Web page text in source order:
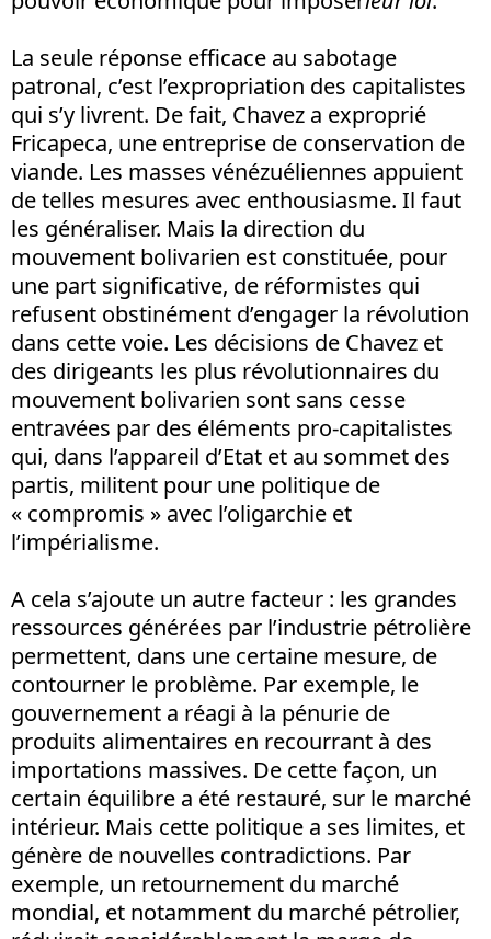
La seule réponse efficace au sabotage
patronal, c’est l’expropriation des capitalistes
qui s’y livrent. De fait, Chavez a exproprié
Fricapeca, une entreprise de conservation de
viande. Les masses vénézuéliennes appuient
de telles mesures avec enthousiasme. Il faut
les généraliser. Mais la direction du
mouvement bolivarien est constituée, pour
une part significative, de réformistes qui
refusent obstinément d’engager la révolution
dans cette voie. Les décisions de Chavez et
des dirigeants les plus révolutionnaires du
mouvement bolivarien sont sans cesse
entravées par des éléments pro-capitalistes
qui, dans l’appareil d’Etat et au sommet des
partis, militent pour une politique de
« compromis » avec l’oligarchie et
l’impérialisme.
A cela s’ajoute un autre facteur : les grandes
ressources générées par l’industrie pétrolière
permettent, dans une certaine mesure, de
contourner le problème. Par exemple, le
gouvernement a réagi à la pénurie de
produits alimentaires en recourrant à des
importations massives. De cette façon, un
certain équilibre a été restauré, sur le marché
intérieur. Mais cette politique a ses limites, et
génère de nouvelles contradictions. Par
exemple, un retournement du marché
mondial, et notamment du marché pétrolier,